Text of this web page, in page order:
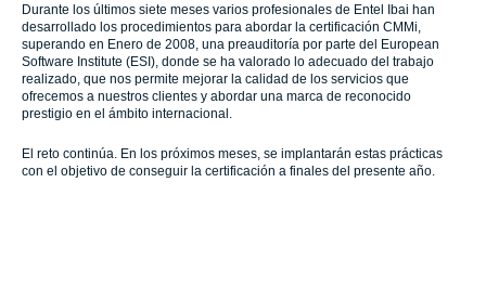
Durante los últimos siete meses varios profesionales de Entel Ibai han
desarrollado los procedimientos para abordar la certificación CMMi,
superando en Enero de 2008, una preauditoría por parte del European
Software Institute (ESI), donde se ha valorado lo adecuado del trabajo
realizado, que nos permite mejorar la calidad de los servicios que
ofrecemos a nuestros clientes y abordar una marca de reconocido
prestigio en el ámbito internacional.
El reto continúa. En los próximos meses, se implantarán estas prácticas
con el objetivo de conseguir la certificación a finales del presente año.